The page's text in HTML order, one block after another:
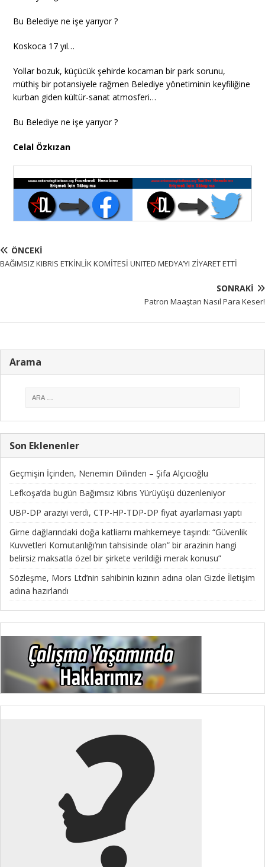
Bu Belediye ne işe yarıyor ?
Koskoca 17 yıl…
Yollar bozuk, küçücük şehirde kocaman bir park sorunu,
müthiş bir potansiyele rağmen Belediye yönetiminin keyfiliğine
kurban giden kültür-sanat atmosferi…
Bu Belediye ne işe yarıyor ?
Celal Özkızan
ÖNCEKI
BAĞIMSIZ KIBRIS ETKİNLİK KOMİTESİ UNITED MEDYA’YI ZİYARET ETTİ
SONRAKI
Patron Maaştan Nasıl Para Keser!
Arama
Son Eklenenler
Geçmişin İçinden, Nenemin Dilinden – Şifa Alçıcıoğlu
Lefkoşa’da bugün Bağımsız Kıbrıs Yürüyüşü düzenleniyor
UBP-DP araziyi verdi, CTP-HP-TDP-DP fiyat ayarlaması yaptı
Girne dağlarındaki doğa katliamı mahkemeye taşındı: “Güvenlik
Kuvvetleri Komutanlığı’nın tahsisinde olan” bir arazinin hangi
belirsiz maksatla özel bir şirkete verildiği merak konusu”
Sözleşme, Mors Ltd’nin sahibinin kızının adına olan Gizde İletişim
adına hazırlandı